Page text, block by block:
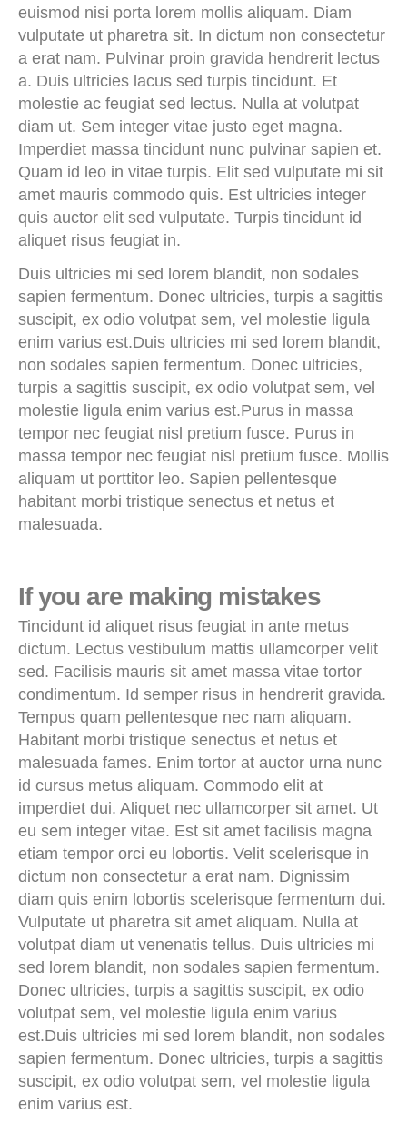
euismod nisi porta lorem mollis aliquam. Diam
vulputate ut pharetra sit. In dictum non consectetur
a erat nam. Pulvinar proin gravida hendrerit lectus
a. Duis ultricies lacus sed turpis tincidunt. Et
molestie ac feugiat sed lectus. Nulla at volutpat
diam ut. Sem integer vitae justo eget magna.
Imperdiet massa tincidunt nunc pulvinar sapien et.
Quam id leo in vitae turpis. Elit sed vulputate mi sit
amet mauris commodo quis. Est ultricies integer
quis auctor elit sed vulputate. Turpis tincidunt id
aliquet risus feugiat in.
Duis ultricies mi sed lorem blandit, non sodales
sapien fermentum. Donec ultricies, turpis a sagittis
suscipit, ex odio volutpat sem, vel molestie ligula
enim varius est.Duis ultricies mi sed lorem blandit,
non sodales sapien fermentum. Donec ultricies,
turpis a sagittis suscipit, ex odio volutpat sem, vel
molestie ligula enim varius est.Purus in massa
tempor nec feugiat nisl pretium fusce. Purus in
massa tempor nec feugiat nisl pretium fusce. Mollis
aliquam ut porttitor leo. Sapien pellentesque
habitant morbi tristique senectus et netus et
malesuada.
If you are making mistakes
Tincidunt id aliquet risus feugiat in ante metus
dictum. Lectus vestibulum mattis ullamcorper velit
sed. Facilisis mauris sit amet massa vitae tortor
condimentum. Id semper risus in hendrerit gravida.
Tempus quam pellentesque nec nam aliquam.
Habitant morbi tristique senectus et netus et
malesuada fames. Enim tortor at auctor urna nunc
id cursus metus aliquam. Commodo elit at
imperdiet dui. Aliquet nec ullamcorper sit amet. Ut
eu sem integer vitae. Est sit amet facilisis magna
etiam tempor orci eu lobortis. Velit scelerisque in
dictum non consectetur a erat nam. Dignissim
diam quis enim lobortis scelerisque fermentum dui.
Vulputate ut pharetra sit amet aliquam. Nulla at
volutpat diam ut venenatis tellus. Duis ultricies mi
sed lorem blandit, non sodales sapien fermentum.
Donec ultricies, turpis a sagittis suscipit, ex odio
volutpat sem, vel molestie ligula enim varius
est.Duis ultricies mi sed lorem blandit, non sodales
sapien fermentum. Donec ultricies, turpis a sagittis
suscipit, ex odio volutpat sem, vel molestie ligula
enim varius est.